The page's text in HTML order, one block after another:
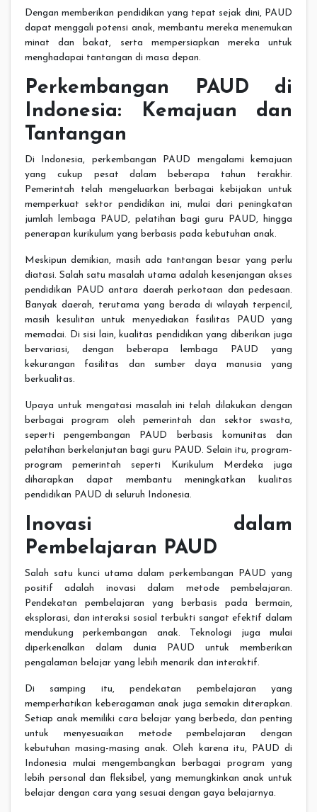
Dengan memberikan pendidikan yang tepat sejak dini, PAUD
dapat menggali potensi anak, membantu mereka menemukan
minat dan bakat, serta mempersiapkan mereka untuk
menghadapai tantangan di masa depan.
Perkembangan PAUD di
Indonesia: Kemajuan dan
Tantangan
Di Indonesia, perkembangan PAUD mengalami kemajuan
yang cukup pesat dalam beberapa tahun terakhir.
Pemerintah telah mengeluarkan berbagai kebijakan untuk
memperkuat sektor pendidikan ini, mulai dari peningkatan
jumlah lembaga PAUD, pelatihan bagi guru PAUD, hingga
penerapan kurikulum yang berbasis pada kebutuhan anak.
Meskipun demikian, masih ada tantangan besar yang perlu
diatasi. Salah satu masalah utama adalah kesenjangan akses
pendidikan PAUD antara daerah perkotaan dan pedesaan.
Banyak daerah, terutama yang berada di wilayah terpencil,
masih kesulitan untuk menyediakan fasilitas PAUD yang
memadai. Di sisi lain, kualitas pendidikan yang diberikan juga
bervariasi, dengan beberapa lembaga PAUD yang
kekurangan fasilitas dan sumber daya manusia yang
berkualitas.
Upaya untuk mengatasi masalah ini telah dilakukan dengan
berbagai program oleh pemerintah dan sektor swasta,
seperti pengembangan PAUD berbasis komunitas dan
pelatihan berkelanjutan bagi guru PAUD. Selain itu, program-
program pemerintah seperti Kurikulum Merdeka juga
diharapkan dapat membantu meningkatkan kualitas
pendidikan PAUD di seluruh Indonesia.
Inovasi dalam
Pembelajaran PAUD
Salah satu kunci utama dalam perkembangan PAUD yang
positif adalah inovasi dalam metode pembelajaran.
Pendekatan pembelajaran yang berbasis pada bermain,
eksplorasi, dan interaksi sosial terbukti sangat efektif dalam
mendukung perkembangan anak. Teknologi juga mulai
diperkenalkan dalam dunia PAUD untuk memberikan
pengalaman belajar yang lebih menarik dan interaktif.
Di samping itu, pendekatan pembelajaran yang
memperhatikan keberagaman anak juga semakin diterapkan.
Setiap anak memiliki cara belajar yang berbeda, dan penting
untuk menyesuaikan metode pembelajaran dengan
kebutuhan masing-masing anak. Oleh karena itu, PAUD di
Indonesia mulai mengembangkan berbagai program yang
lebih personal dan fleksibel, yang memungkinkan anak untuk
belajar dengan cara yang sesuai dengan gaya belajarnya.